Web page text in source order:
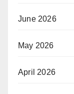
June 2026
May 2026
April 2026